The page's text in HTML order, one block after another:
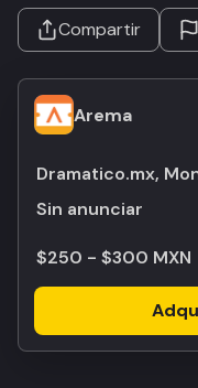
Compartir
Arema
Dramatico.mx,
Sin anunciar
$250 - $300 MXN